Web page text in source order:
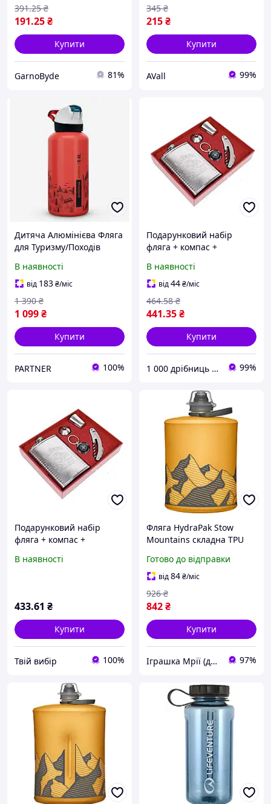
191.25₴
391.25 ₴
Купити
GarnoByde 81%
215₴
345 ₴
Купити
AVall 99%
Дитяча Алюмінієва Фляга
для Туризму/Походів
Кришкою і Соломинкою
Червоний
В наявності
від 183₴/міс
1 099₴
1 390 ₴
Купити
PARTNER 100%
Подарунковий набір
фляга + компас +
Чоловічий подарунковий
набір wine XL-5508 для
туризму та відпочинку
В наявності
від44₴/міс
441.35₴
464.58 ₴
Купити
1 000 дрібниць VDN 99%
Подарунковий набір
фляга + компас +
Чоловічий подарунковий
В наявності
433.61 ₴
Купити
Твій вибір 100%
Фляга HydraPak Stow
Mountains складна TPU
500 мл golden yellow
6770-TD
Готово до відправки
від84₴/міс
842₴
926 ₴
Купити
Іграшка Мрії (дитячі, авто, туризм) 97%